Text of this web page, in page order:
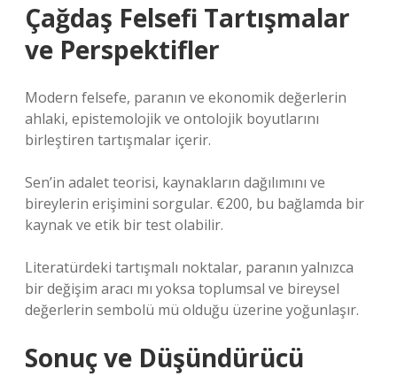
Çağdaş Felsefi Tartışmalar
ve Perspektifler
Modern felsefe, paranın ve ekonomik değerlerin
ahlaki, epistemolojik ve ontolojik boyutlarını
birleştiren tartışmalar içerir.
Sen’in adalet teorisi, kaynakların dağılımını ve
bireylerin erişimini sorgular. €200, bu bağlamda bir
kaynak ve etik bir test olabilir.
Literatürdeki tartışmalı noktalar, paranın yalnızca
bir değişim aracı mı yoksa toplumsal ve bireysel
değerlerin sembolü mü olduğu üzerine yoğunlaşır.
Sonuç ve Düşündürücü